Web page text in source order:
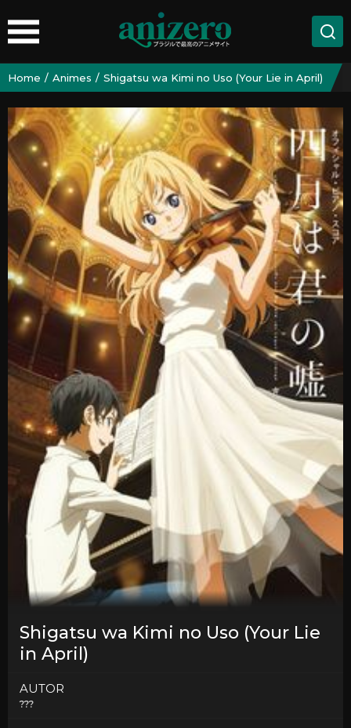
Home Animes Shigatsu wa Kimi no Uso (Your Lie in April)
Shigatsu wa Kimi no Uso (Your Lie
in April)
AUTOR
???